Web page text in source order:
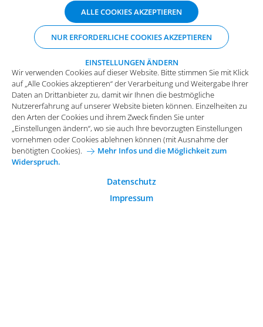
Impressum Datenschutz
Allgemeine Einkaufsbedingungen
Karriere bei Arvato Systems Kontakt
Wir verwenden Cookies auf dieser Website. Bitte stimmen Sie mit Klick
auf „Alle Cookies akzeptieren“ der Verarbeitung und Weitergabe Ihrer
Daten an Drittanbieter zu, damit wir Ihnen die bestmögliche
Nutzererfahrung auf unserer Website bieten können. Einzelheiten zu
den Arten der Cookies und ihrem Zweck finden Sie unter
„Einstellungen ändern“, wo sie auch Ihre bevorzugten Einstellungen
vornehmen oder Cookies ablehnen können (mit Ausnahme der
benötigten Cookies).
Mehr Infos und die Möglichkeit zum
Widerspruch.
Datenschutz
Impressum
ALLE COOKIES AKZEPTIEREN
NUR ERFORDERLICHE COOKIES AKZEPTIEREN
EINSTELLUNGEN ÄNDERN
Wir verwenden Cookies auf dieser Website. Bitte stimmen Sie mit Klick
auf „Alle Cookies akzeptieren“ der Verarbeitung und Weitergabe Ihrer
Daten an Drittanbieter zu, damit wir Ihnen die bestmögliche
Nutzererfahrung auf unserer Website bieten können. Einzelheiten zu
den Arten der Cookies und ihrem Zweck finden Sie unter
„Einstellungen ändern“, wo sie auch Ihre bevorzugten Einstellungen
vornehmen oder Cookies ablehnen können (mit Ausnahme der
benötigten Cookies).
Mehr Infos und die Möglichkeit zum
Widerspruch.
Funktionale Cookies
Diese Cookies sind essenziell wichtig für die einwandfreie
Funktion der Website.
Analytische Cookies
Analytische Cookies werden verwendet, um das